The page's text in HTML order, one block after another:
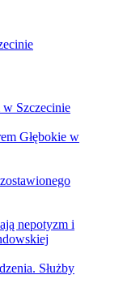
Szczecinie
Głębokie w
nepotyzm i
Służby